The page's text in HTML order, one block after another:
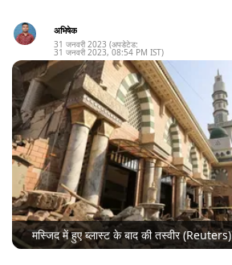
अभिषेक
31 जनवरी 2023 (अपडेटेड:
31 जनवरी 2023, 08:54 PM IST)
मस्जिद में हुए ब्लास्ट के बाद की तस्वीर (Reuters)